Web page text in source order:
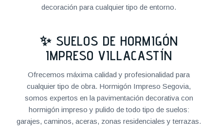
decoración para cualquier tipo de entorno.
✨ SUELOS DE HORMIGÓN
IMPRESO VILLACASTÍN
Ofrecemos máxima calidad y profesionalidad para
cualquier tipo de obra. Hormigón Impreso Segovia,
somos expertos en la pavimentación decorativa con
hormigón impreso y pulido de todo tipo de suelos:
garajes, caminos, aceras, zonas residenciales y terrazas.